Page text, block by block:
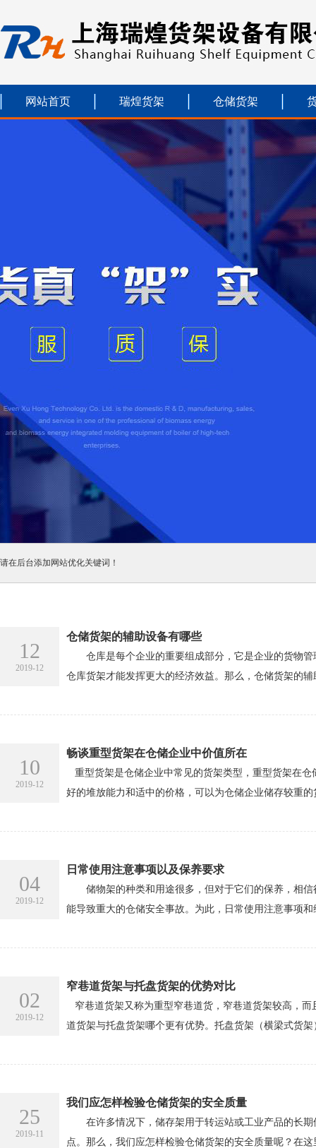
网站首页 瑞煌货架 仓储货架
请在后台添加网站优化关键词！
12
2019-12
仓储货架的辅助设备有哪些
仓库是每个企业的重要组成部分，它是企业的货物管
仓库货架才能发挥更大的经济效益。那么，仓储货架
10
2019-12
畅谈重型货架在仓储企业中价值所在
重型货架是仓储企业中常见的货架类型，重型货架在
好的堆放能力和适中的价格，可以为仓储企业储存较重
04
2019-12
日常使用注意事项以及保养要求
储物架的种类和用途很多，但对于它们的保养，相信
能导致重大的仓储安全事故。为此，日常使用注意事
02
2019-12
窄巷道货架与托盘货架的优势对比
窄巷道货架又称为重型窄巷道货，窄巷道货架较高，
道货架与托盘货架哪个更有优势。托盘货架（横梁式货
25
2019-11
我们应怎样检验仓储货架的安全质量
在许多情况下，储存架用于转运站或工业产品的长期
点。那么，我们应怎样检验仓储货架的安全质量呢？